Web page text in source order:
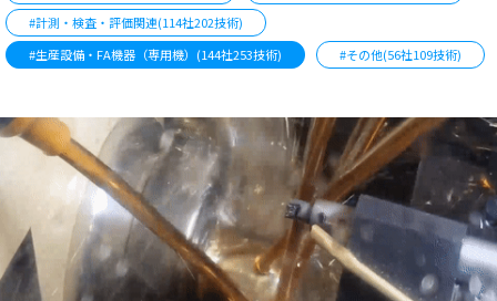
#計測・検査・評価関連(114社202技術)
#生産設備・FA機器（専用機）(144社253技術)
#その他(56社109技術)